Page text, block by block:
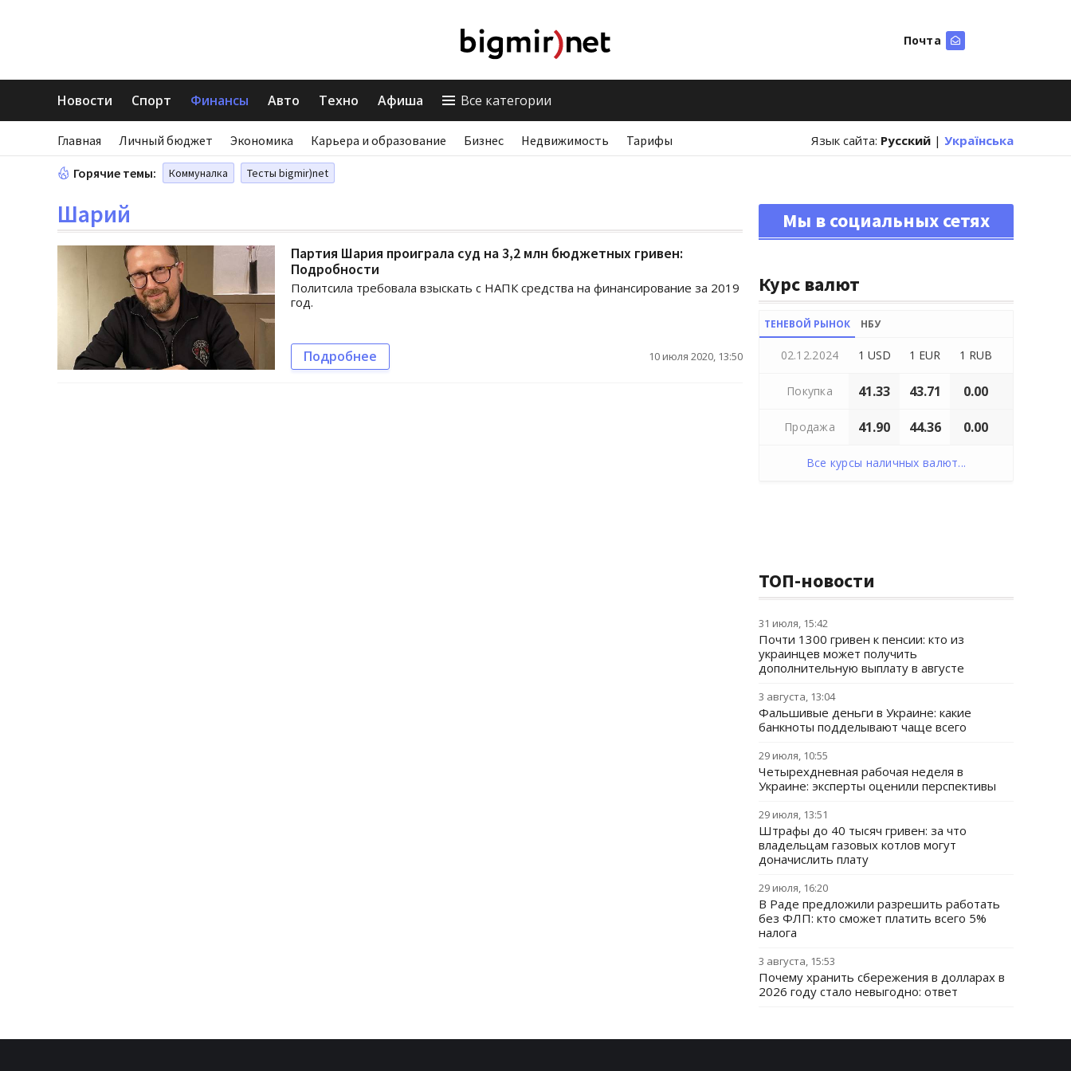
Почта
Новости Спорт Финансы Авто Техно Афиша Все категории
Главная Личный бюджет Экономика Карьера и образование Бизнес Недвижимость Тарифы Язык сайта: Русский | Українська
Горячие темы: Коммуналка Тесты bigmir)net
Шарий
Партия Шария проиграла суд на 3,2 млн бюджетных гривен:
Подробности
Политсила требовала взыскать с НАПК средства на финансирование за 2019
год.
Подробнее 10 июля 2020, 13:50
Мы в социальных сетях
Курс валют
ТЕНЕВОЙ РЫНОК НБУ
02.12.2024 1 USD 1 EUR 1 RUB
Покупка 41.33 43.71 0.00
Продажа 41.90 44.36 0.00
Все курсы наличных валют...
ТОП-новости
31 июля, 15:42
Почти 1300 гривен к пенсии: кто из
украинцев может получить
дополнительную выплату в августе
3 августа, 13:04
Фальшивые деньги в Украине: какие
банкноты подделывают чаще всего
29 июля, 10:55
Четырехдневная рабочая неделя в
Украине: эксперты оценили перспективы
29 июля, 13:51
Штрафы до 40 тысяч гривен: за что
владельцам газовых котлов могут
доначислить плату
29 июля, 16:20
В Раде предложили разрешить работать
без ФЛП: кто сможет платить всего 5%
налога
3 августа, 15:53
Почему хранить сбережения в долларах в
2026 году стало невыгодно: ответ